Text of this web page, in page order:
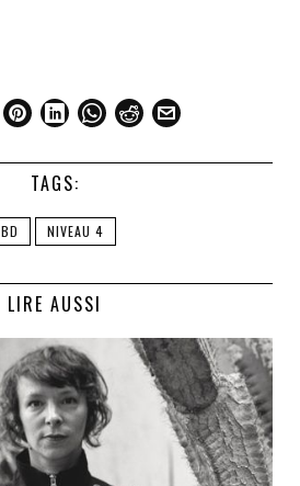
TAGS:
BD NIVEAU 4
LIRE AUSSI